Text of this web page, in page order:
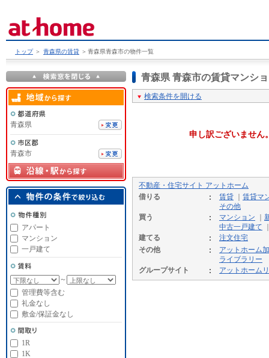
トップ ＞ 青森県の賃貸 ＞ 青森県青森市の物件一覧
青森県 青森市の賃貸マンシ
検索条件を開ける
申し訳ございません
不動産・住宅サイト アットホーム
借りる
賃貸
賃貸マ
その他
買う
マンション
中古一戸建て
建てる
注文住宅
その他
アットホーム
ライブラリー
グループサイト
アットホーム
青森県
青森市
アパート
マンション
一戸建て
～
管理費等含む
礼金なし
敷金/保証金なし
1R
1K